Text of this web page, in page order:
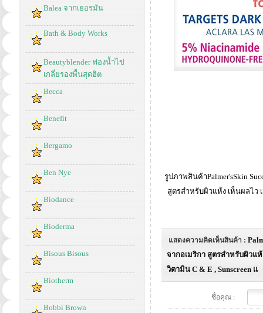
Balea จากเยอรมัน
Bath & Body Works
Beautyblender ฟองน้ำไข่
เกลี่ยรองพื้นสุดฮิต
Becca
Benefit
Bergamo
Ben Nye
Biodance
Bioderma
Bisous Bisous
Biotherm
Bobbi Brown
รูปภาพสินค้าPalmer'sSkin
สูตรสำหรับผิวแห้ง เห็นผลไว
แสดงความคิดเห็นสินค้า :
จากอเมริกา สูตรสำหรับผิวแ
วิตามิน C & E , Sunscreen แ
ชื่อคุณ :